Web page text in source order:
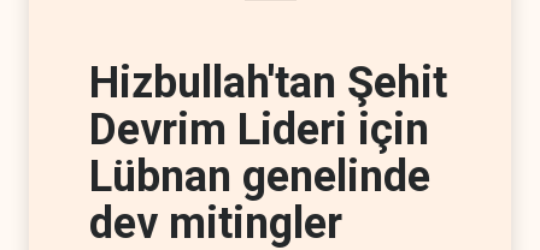
Hizbullah'tan Şehit
Devrim Lideri için
Lübnan genelinde
dev mitingler